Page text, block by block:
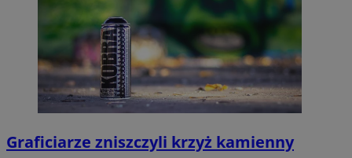
Graficiarze zniszczyli krzyż kamienny